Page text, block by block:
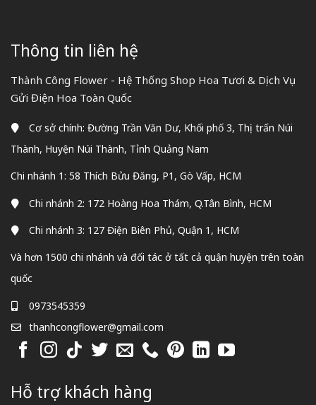
Thông tin liên hệ
Thành Công Flower - Hệ Thống Shop Hoa Tươi & Dịch Vụ
Gửi Điện Hoa Toàn Quốc
Cơ sở chính: Đường Trần Văn Dư, Khối phố 3, Thị trấn Núi
Thành, Huyện Núi Thành, Tỉnh Quảng Nam
Chi nhánh 1: 58 Thích Bửu Đăng, P1, Gò Vấp, HCM
Chi nhánh 2: 172 Hoàng Hoa Thám, Q.Tân Bình, HCM
Chi nhánh 3: 127 Điện Biên Phủ, Quận 1, HCM
Và hơn 1500 chi nhánh và đối tác ở tất cả quận huyện trên toàn
quốc
0973545359
thanhcongflower@gmail.com
Hỗ trợ khách hàng